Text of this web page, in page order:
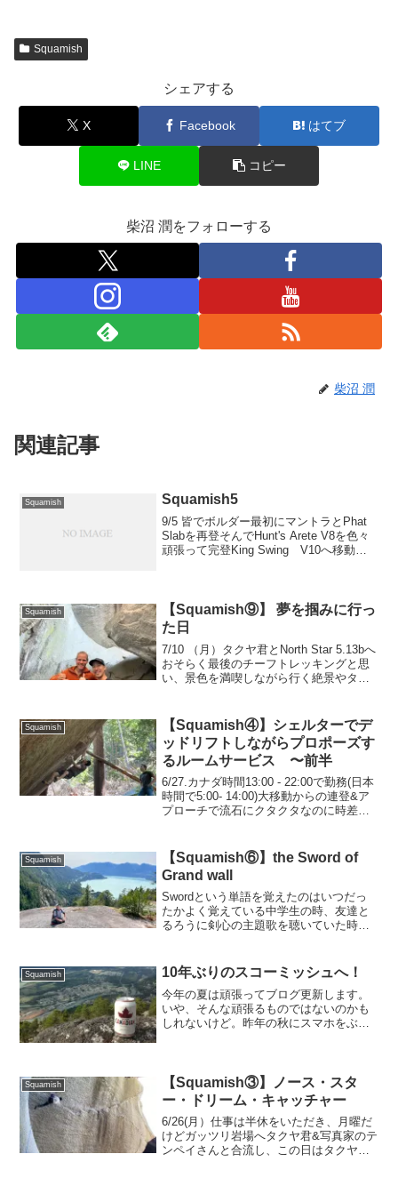
Squamish
シェアする
X Facebook はてブ
LINE コピー
柴沼 潤をフォローする
柴沼 潤
関連記事
Squamish Squamish5
9/5 皆でボルダー最初にマントラとPhat
Slabを再登そんでHunt's Arete V8を色々
頑張って完登King Swing V10へ移動。
Squamish
【Squamish⑨】 夢を掴みに行っ
た日
7/10 （月）タクヤ君とNorth Star 5.13bへ
おそらく最後のチーフトレッキングと思
い、景色を満喫しながら行く絶景やタク
ップロープトライをして、ランジの気
持...
Squamish
【Squamish④】シェルターでデ
ッドリフトしながらプロポーズす
るルームサービス 〜前半
6/27.カナダ時間13:00 - 22:00で勤務(日本
時間で5:00- 14:00)大移動からの連登&ア
プローチで流石にクタクタなのに時差ボ
と、なんと朝はコーヒー無料...
Squamish
【Squamish⑥】the Sword of
Grand wall
Swordという単語を覚えたのはいつだっ
たかよく覚えている中学生の時、友達と
るろうに剣心の主題歌を聴いていた時だ
T.M.Revolution の「Heart of Sw...
Squamish 10年ぶりのスコーミッシュへ！
今年の夏は頑張ってブログ更新します。
いや、そんな頑張るものではないのかも
しれないけど。昨年の秋にスマホをぶっ
るジャングルスピード...
Squamish
【Squamish③】ノース・スタ
ー・ドリーム・キャッチャー
6/26(月）仕事は半休をいただき、月曜だ
けどガッツリ岩場へタクヤ君&写真家のテ
ンペイさんと合流し、この日はタクヤ君